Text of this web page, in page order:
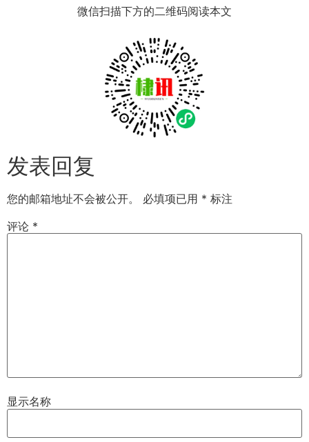
微信扫描下方的二维码阅读本文
发表回复
您的邮箱地址不会被公开。 必填项已用 * 标注
评论 *
显示名称